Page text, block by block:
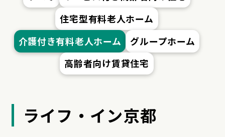
住宅型有料老人ホーム
介護付き有料老人ホーム
グループホーム
高齢者向け賃貸住宅
ライフ・イン京都